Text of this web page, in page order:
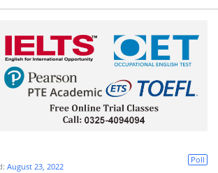
Poll
August 23, 2022